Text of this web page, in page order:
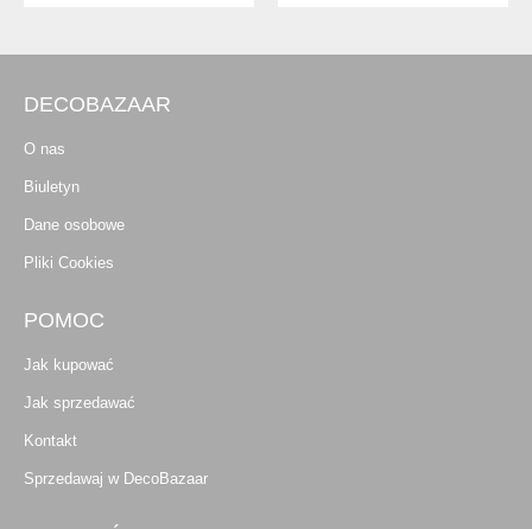
DECOBAZAAR
O nas
Biuletyn
Dane osobowe
Pliki Cookies
POMOC
Jak kupować
Jak sprzedawać
Kontakt
Sprzedawaj w DecoBazaar